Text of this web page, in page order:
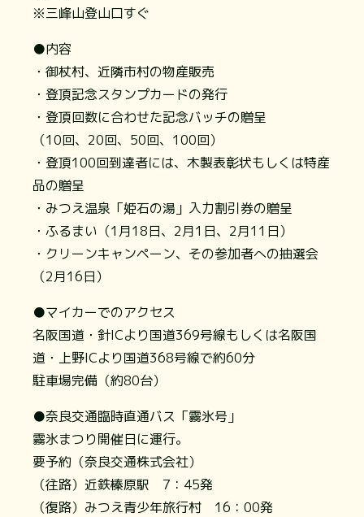
※三峰山登山口すぐ
●内容
・御杖村、近隣市村の物産販売
・登頂記念スタンプカードの発行
・登頂回数に合わせた記念バッチの贈呈
（10回、20回、50回、100回）
・登頂100回到達者には、木製表彰状もしくは特産
品の贈呈
・みつえ温泉「姫石の湯」入力割引券の贈呈
・ふるまい（1月18日、2月1日、2月11日）
・クリーンキャンペーン、その参加者への抽選会
（2月16日）
●マイカーでのアクセス
名阪国道・針ICより国道369号線もしくは名阪国
道・上野ICより国道368号線で約60分
駐車場完備（約80台）
●奈良交通臨時直通バス「霧氷号」
霧氷まつり開催日に運行。
要予約（奈良交通株式会社）
（往路）近鉄榛原駅 7：45発
（復路）みつえ青少年旅行村 16：00発